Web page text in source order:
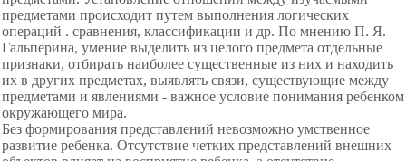
предметами происходит путем выполнения логических
операций . сравнения, классификации и др. По мнению П. Я.
Гальперина, умение выделить из целого предмета отдельные
признаки, отбирать наиболее существенные из них и находить
их в других предметах, выявлять связи, существующие между
предметами и явлениями - важное условие понимания ребенком
окружающего мира.
Без формирования представлений невозможно умственное
развитие ребенка. Отсутствие четких представлений внешних